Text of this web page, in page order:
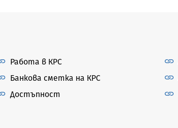
Работа в КРС
Банкова сметка на КРС
Достъпност